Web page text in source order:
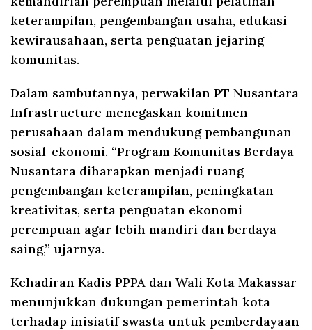
keterampilan, pengembangan usaha, edukasi
kewirausahaan, serta penguatan jejaring
komunitas.
Dalam sambutannya, perwakilan PT Nusantara
Infrastructure menegaskan komitmen
perusahaan dalam mendukung pembangunan
sosial-ekonomi. “Program Komunitas Berdaya
Nusantara diharapkan menjadi ruang
pengembangan keterampilan, peningkatan
kreativitas, serta penguatan ekonomi
perempuan agar lebih mandiri dan berdaya
saing,” ujarnya.
Kehadiran Kadis PPPA dan Wali Kota Makassar
menunjukkan dukungan pemerintah kota
terhadap inisiatif swasta untuk pemberdayaan